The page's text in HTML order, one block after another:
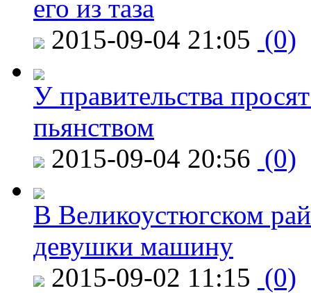
его из таза
2015-09-04 21:05 (0)
У правительства
пьянством
2015-09-04 20:56 (0)
В Великоустюгском
девушки машину
2015-09-02 11:15 (0)